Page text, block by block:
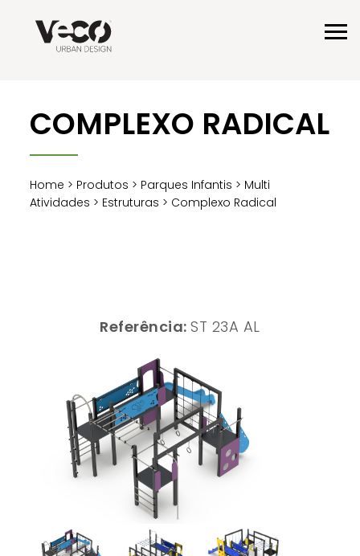
COMPLEXO RADICAL
Home > Produtos > Parques Infantis > Multi
Atividades > Estruturas > Complexo Radical
Referência:ST 23A AL